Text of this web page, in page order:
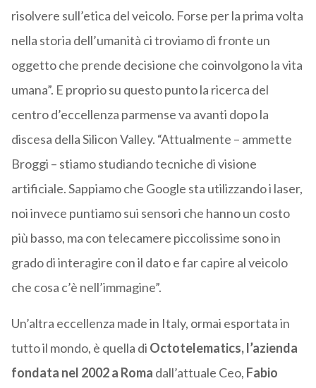
risolvere sull’etica del veicolo. Forse per la prima volta
nella storia dell’umanità ci troviamo di fronte un
oggetto che prende decisione che coinvolgono la vita
umana”. E proprio su questo punto la ricerca del
centro d’eccellenza parmense va avanti dopo la
discesa della Silicon Valley. “Attualmente – ammette
Broggi – stiamo studiando tecniche di visione
artificiale. Sappiamo che Google sta utilizzando i laser,
noi invece puntiamo sui sensori che hanno un costo
più basso, ma con telecamere piccolissime sono in
grado di interagire con il dato e far capire al veicolo
che cosa c’è nell’immagine”.
Un’altra eccellenza made in Italy, ormai esportata in
tutto il mondo, è quella di Octotelematics, l’azienda
fondata nel 2002 a Roma dall’attuale Ceo, Fabio